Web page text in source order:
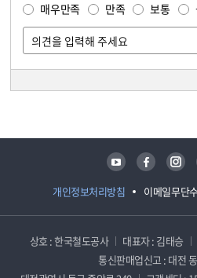
매우만족 만족 보통
개인정보처리방침 이메일무단
유튜브 페이스북 인스타그램
상호 : 한국철도공사 대표자 : 김태승
통신판매업신고 : 대전